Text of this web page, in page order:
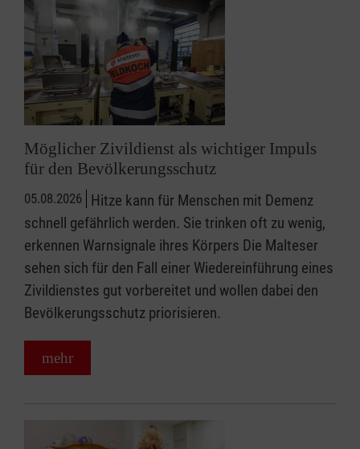
Möglicher Zivildienst als wichtiger Impuls
für den Bevölkerungsschutz
05.08.2026 Hitze kann für Menschen mit Demenz
schnell gefährlich werden. Sie trinken oft zu wenig,
erkennen Warnsignale ihres Körpers Die Malteser
sehen sich für den Fall einer Wiedereinführung eines
Zivildienstes gut vorbereitet und wollen dabei den
Bevölkerungsschutz priorisieren.
mehr